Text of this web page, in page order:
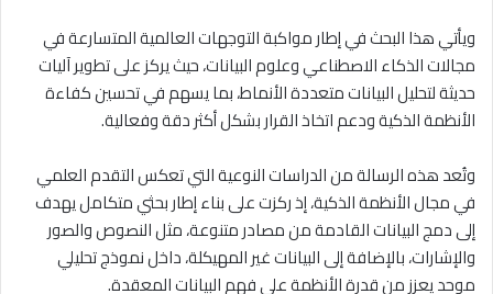
ويأتي هذا البحث في إطار مواكبة التوجهات العالمية المتسارعة في
مجالاتالذكاء الاصطناعيوعلوم البيانات، حيث يركز على تطوير آليات
حديثة لتحليل البيانات متعددة الأنماط، بما يسهم في تحسين كفاءة
الأنظمة الذكية ودعم اتخاذ القرار بشكل أكثر دقة وفعالية.
وتُعد هذه الرسالة من الدراسات النوعية التي تعكس التقدم العلمي
في مجال الأنظمة الذكية، إذ ركزت على بناء إطار بحثي متكامل يهدف
إلى دمج البيانات القادمة من مصادر متنوعة، مثل النصوص والصور
والإشارات، بالإضافة إلى البيانات غير المهيكلة، داخل نموذج تحليلي
موحد يعزز من قدرة الأنظمة على فهم البيانات المعقدة.